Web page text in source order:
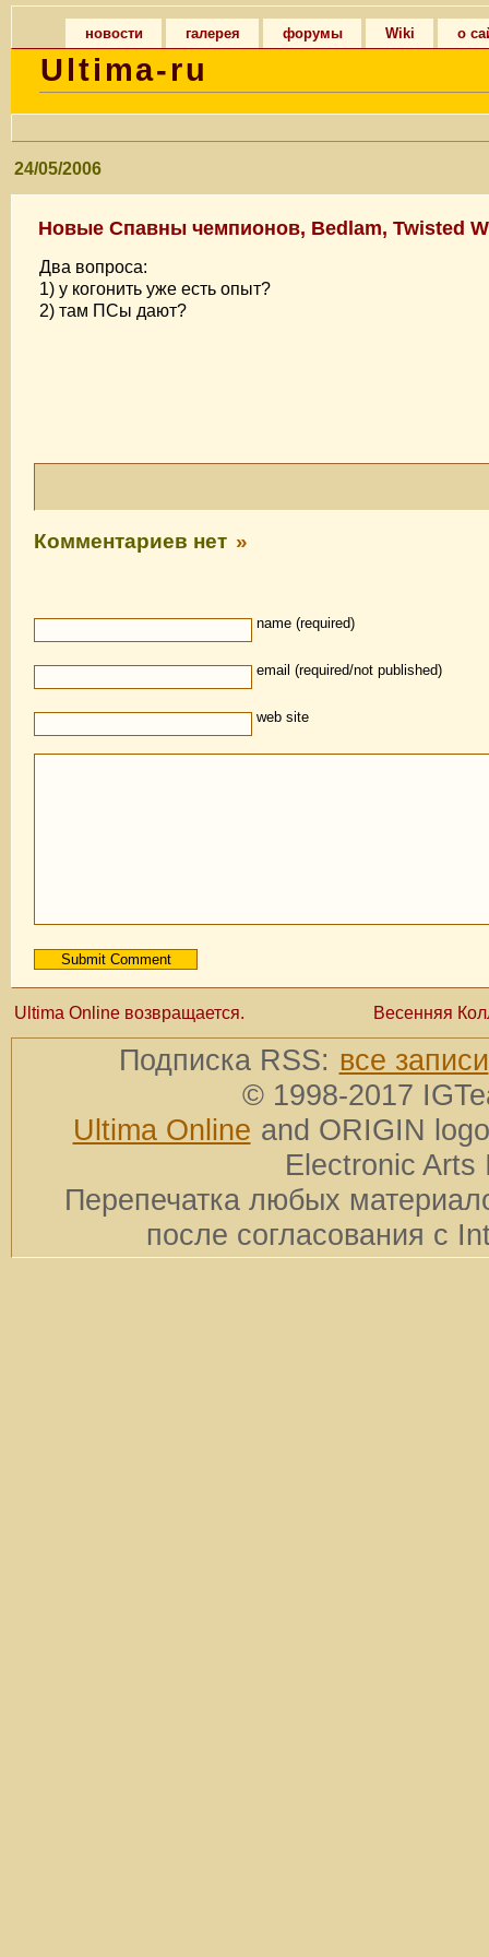
новости галерея форумы Wiki о
Ultima-ru
24/05/2006
Новые Спавны чемпионов, Bedlam, Twisted
Два вопроса:
1) у когонить уже есть опыт?
2) там ПСы дают?
Комментариев нет »
name (required)
email (required/not published)
web site
Весенняя
Ultima Online возвращается.
Подписка RSS: все записи
© 1998-2017
Ultima Online and ORIGIN
Electronic Arts
Перепечатка любых
после согласования с